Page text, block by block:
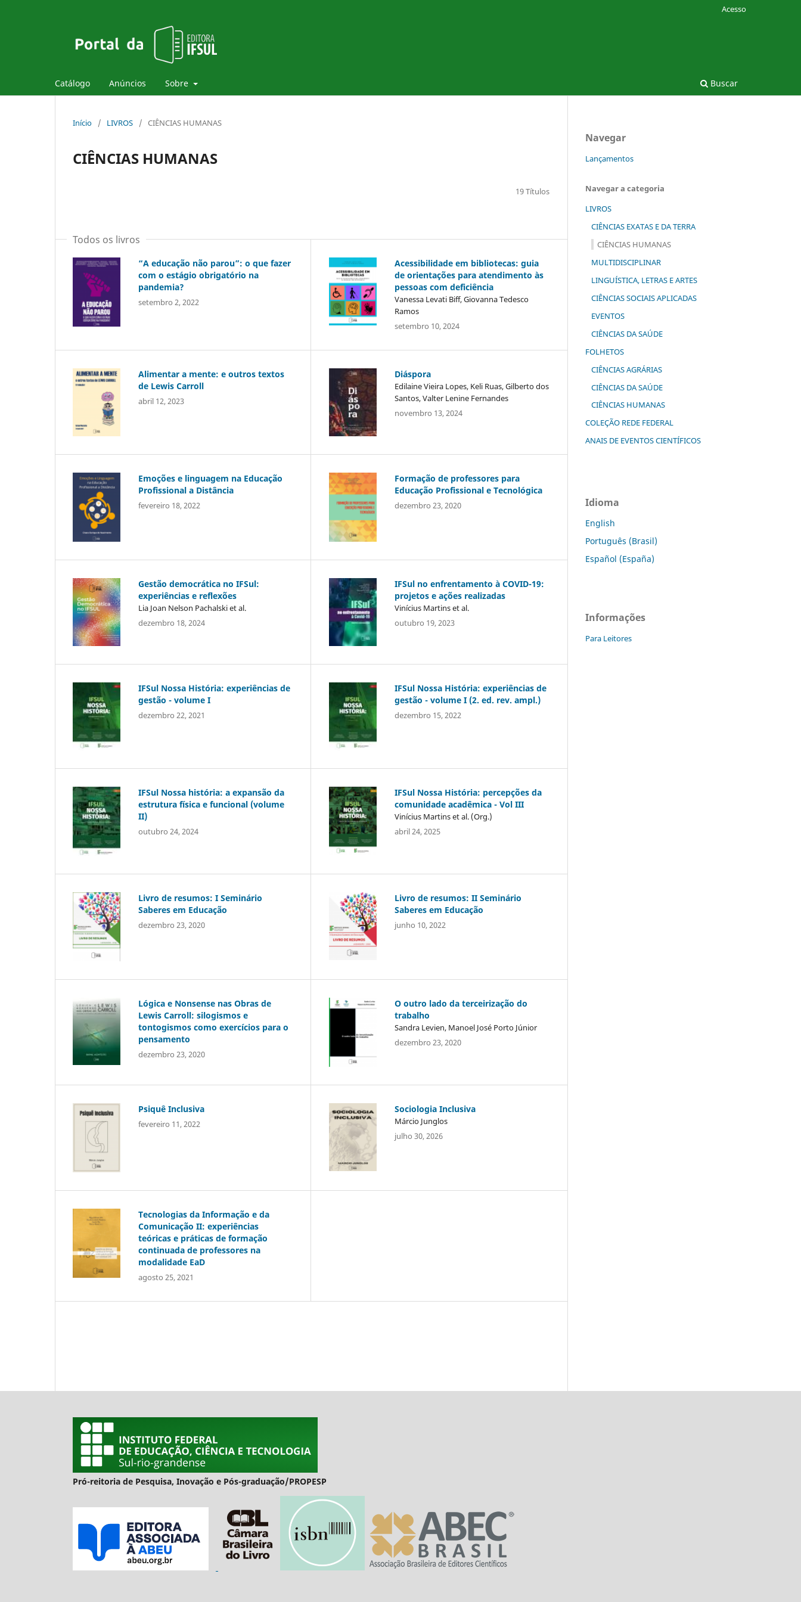
Catálogo Anúncios Sobre Buscar
Acesso
Início / LIVROS / CIÊNCIAS HUMANAS
CIÊNCIAS HUMANAS
19 Títulos
Todos os livros
“A educação não parou”: o que fazer
com o estágio obrigatório na
pandemia?
setembro 2, 2022
Acessibilidade em bibliotecas: guia
de orientações para atendimento às
pessoas com deficiência
Vanessa Levati Biff, Giovanna Tedesco
Ramos
setembro 10, 2024
Alimentar a mente: e outros textos
de Lewis Carroll
abril 12, 2023
Diáspora
Edilaine Vieira Lopes, Keli Ruas, Gilberto dos
Santos, Valter Lenine Fernandes
novembro 13, 2024
Emoções e linguagem na Educação
Profissional a Distância
fevereiro 18, 2022
Formação de professores para
Educação Profissional e Tecnológica
dezembro 23, 2020
Gestão democrática no IFSul:
experiências e reflexões
Lia Joan Nelson Pachalski et al.
dezembro 18, 2024
IFSul no enfrentamento à COVID-19:
projetos e ações realizadas
Vinícius Martins et al.
outubro 19, 2023
IFSul Nossa História: experiências de
gestão - volume I
dezembro 22, 2021
IFSul Nossa História: experiências de
gestão - volume I (2. ed. rev. ampl.)
dezembro 15, 2022
IFSul Nossa história: a expansão da
estrutura física e funcional (volume
II)
outubro 24, 2024
IFSul Nossa História: percepções da
comunidade acadêmica - Vol III
Vinícius Martins et al. (Org.)
abril 24, 2025
Livro de resumos: I Seminário
Saberes em Educação
dezembro 23, 2020
Livro de resumos: II Seminário
Saberes em Educação
junho 10, 2022
Lógica e Nonsense nas Obras de
Lewis Carroll: silogismos e
tontogismos como exercícios para o
pensamento
dezembro 23, 2020
O outro lado da terceirização do
trabalho
Sandra Levien, Manoel José Porto Júnior
dezembro 23, 2020
Psiquê Inclusiva
fevereiro 11, 2022
Sociologia Inclusiva
Márcio Junglos
julho 30, 2026
Tecnologias da Informação e da
Comunicação II: experiências
teóricas e práticas de formação
continuada de professores na
modalidade EaD
agosto 25, 2021
Navegar
Lançamentos
Navegar a categoria
LIVROS
CIÊNCIAS EXATAS E DA TERRA
CIÊNCIAS HUMANAS
MULTIDISCIPLINAR
LINGUÍSTICA, LETRAS E ARTES
CIÊNCIAS SOCIAIS APLICADAS
EVENTOS
CIÊNCIAS DA SAÚDE
FOLHETOS
CIÊNCIAS AGRÁRIAS
CIÊNCIAS DA SAÚDE
CIÊNCIAS HUMANAS
COLEÇÃO REDE FEDERAL
ANAIS DE EVENTOS CIENTÍFICOS
Idioma
English
Português (Brasil)
Español (España)
Informações
Para Leitores
Pró-reitoria de Pesquisa, Inovação e Pós-graduação/PROPESP